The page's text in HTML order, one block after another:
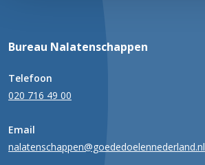
Bureau Nalatenschappen
Telefoon
020 716 49 00
Email
nalatenschappen@goededoelennederland.nl